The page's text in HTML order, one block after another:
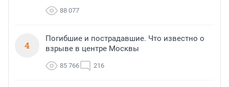
88 077
4
Погибшие и пострадавшие. Что известно о
взрыве в центре Москвы
85 766 216